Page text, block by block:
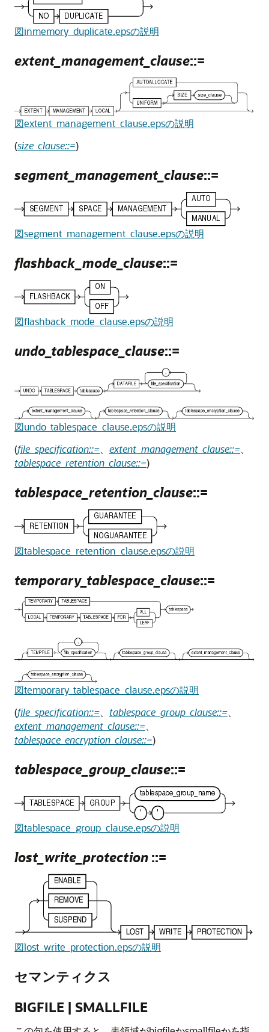
図inmemory_duplicate.epsの説明
extent_management_clause::=
図extent_management_clause.epsの説明
(size_clause::=)
segment_management_clause::=
図segment_management_clause.epsの説明
flashback_mode_clause::=
図flashback_mode_clause.epsの説明
undo_tablespace_clause::=
図undo_tablespace_clause.epsの説明
(file_specification::= extent_management_clause::=
tablespace_retention_clause::=)
tablespace_retention_clause::=
図tablespace_retention_clause.epsの説明
temporary_tablespace_clause::=
図temporary_tablespace_clause.epsの説明
(file_specification::=、 tablespace_group_clause::=、
extent_management_clause::=、
tablespace_encryption_clause::=)
tablespace_group_clause::=
図tablespace_group_clause.epsの説明
lost_write_protection ::=
図lost_write_protection.epsの説明
セマンティクス
BIGFILE | SMALLFILE